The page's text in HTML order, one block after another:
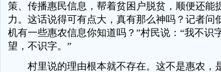
策、传播惠民信息，帮着贫困户脱贫，顺便还能
力。这话说得可有点大，真有那么神吗？记者问
机有一些惠农信息你知道吗？”村民说：“我不识
望，不识字。”
村里说的理由根本就不存在。这不是惠农，